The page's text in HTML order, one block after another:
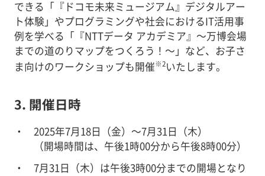
できる「『ドコモ未来ミュージアム』デジタルアー
ト体験」やプログラミングや社会におけるIT活用事
例を学べる「『NTTデータ アカデミア』～万博会場
までの道のりマップをつくろう！～」など、お子さ
ま向けのワークショップも開催※2いたします。
3. 開催日時
2025年7月18日（金）～7月31日（木）
（開場時間は、午後1時00分から午後8時00分）
7月31日（木）は午後3時00分までの開場となり